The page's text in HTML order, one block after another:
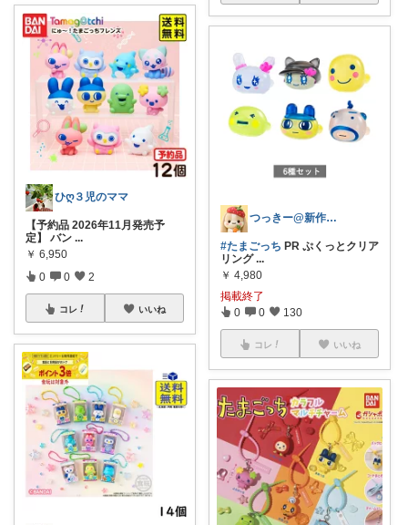
ひღ３児のママ
【予約品 2026年11月発売予
定】 バン ...
￥ 6,950
0 0 2
コレ いいね
つっきー@新作アイテム
#たまごっち PR ぷくっとクリア
リング ...
￥ 4,980
掲載終了
0 0 130
コレ いいね